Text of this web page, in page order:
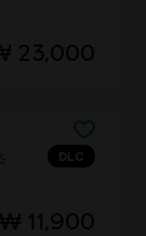
23,000
DLC
₩ 11,900